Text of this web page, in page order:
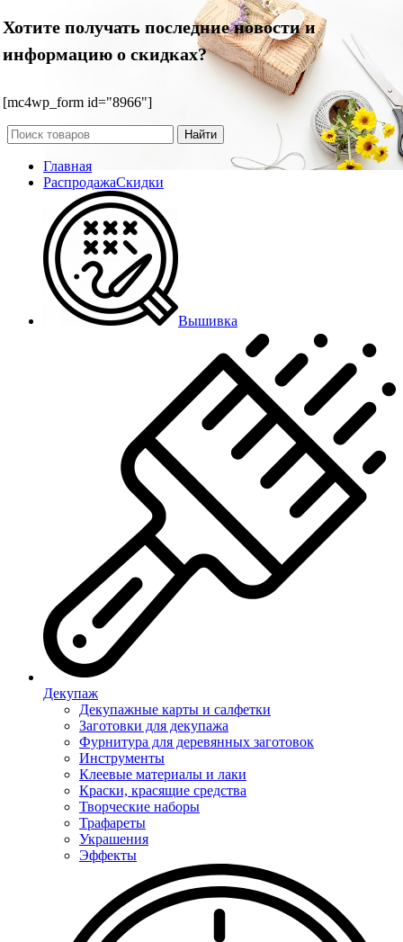
Хотите получать последние новости и
информацию о скидках?
[mc4wp_form id="8966"]
Найти
Главная
РаспродажаСкидки
Вышивка
Декупаж
Декупажные карты и салфетки
Заготовки для декупажа
Фурнитура для деревянных заготовок
Инструменты
Клеевые материалы и лаки
Краски, красящие средства
Творческие наборы
Трафареты
Украшения
Эффекты